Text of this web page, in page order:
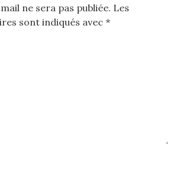
ne sera pas publiée. Les
sont indiqués avec *